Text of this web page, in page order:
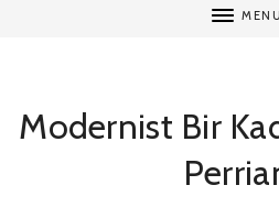
MENU
Modernist Bir